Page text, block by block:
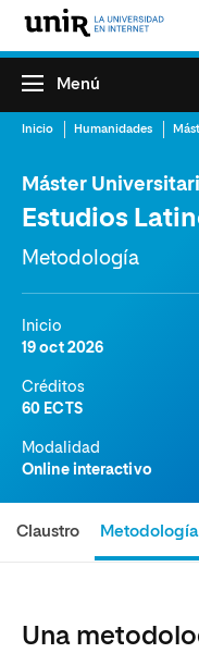
Menú
Inicio Humanidades
Máster
Estudios
Metodología
Inicio
19 oct 2026
Créditos
60 ECTS
Modalidad
Online interactivo
Claustro Metodología
Una